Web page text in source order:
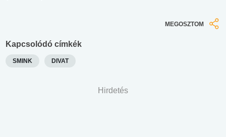
MEGOSZTOM
Kapcsolódó címkék
SMINK DIVAT
Hirdetés